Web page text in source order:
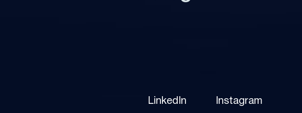
Instagram
LinkedIn